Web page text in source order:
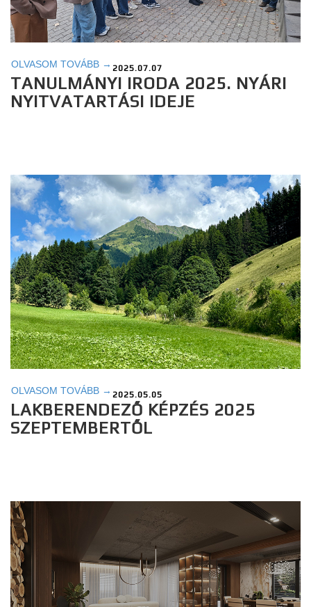
OLVASOM TOVÁBB → 2025.07.07
TANULMÁNYI IRODA 2025. NYÁRI
NYITVATARTÁSI IDEJE
OLVASOM TOVÁBB → 2025.05.05
LAKBERENDEZŐ KÉPZÉS 2025
SZEPTEMBERTŐL